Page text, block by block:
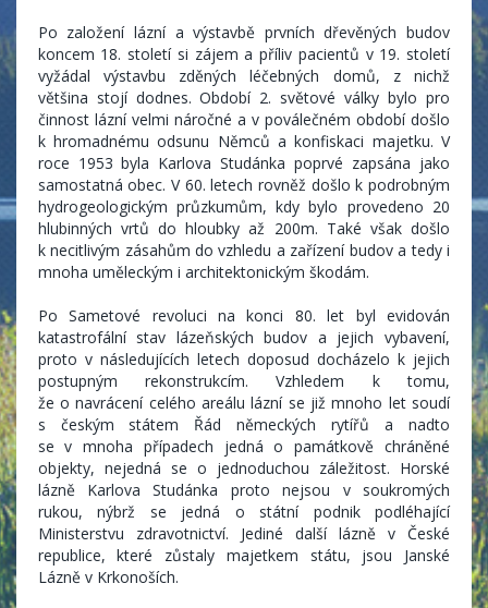
Po založení lázní a výstavbě prvních dřevěných budov
koncem 18. století si zájem a příliv pacientů v 19. století
vyžádal výstavbu zděných léčebných domů, z nichž
většina stojí dodnes. Období 2. světové války bylo pro
činnost lázní velmi náročné a v poválečném období došlo
k hromadnému odsunu Němců a konfiskaci majetku. V
roce 1953 byla Karlova Studánka poprvé zapsána jako
samostatná obec. V 60. letech rovněž došlo k podrobným
hydrogeologickým průzkumům, kdy bylo provedeno 20
hlubinných vrtů do hloubky až 200m. Také však došlo
k necitlivým zásahům do vzhledu a zařízení budov a tedy i
mnoha uměleckým i architektonickým škodám.
Po Sametové revoluci na konci 80. let byl evidován
katastrofální stav lázeňských budov a jejich vybavení,
proto v následujících letech doposud docházelo k jejich
postupným rekonstrukcím. Vzhledem k tomu,
že o navrácení celého areálu lázní se již mnoho let soudí
s českým státem Řád německých rytířů a nadto
se v mnoha případech jedná o památkově chráněné
objekty, nejedná se o jednoduchou záležitost. Horské
lázně Karlova Studánka proto nejsou v soukromých
rukou, nýbrž se jedná o státní podnik podléhající
Ministerstvu zdravotnictví. Jediné další lázně v České
republice, které zůstaly majetkem státu, jsou Janské
Lázně v Krkonoších.